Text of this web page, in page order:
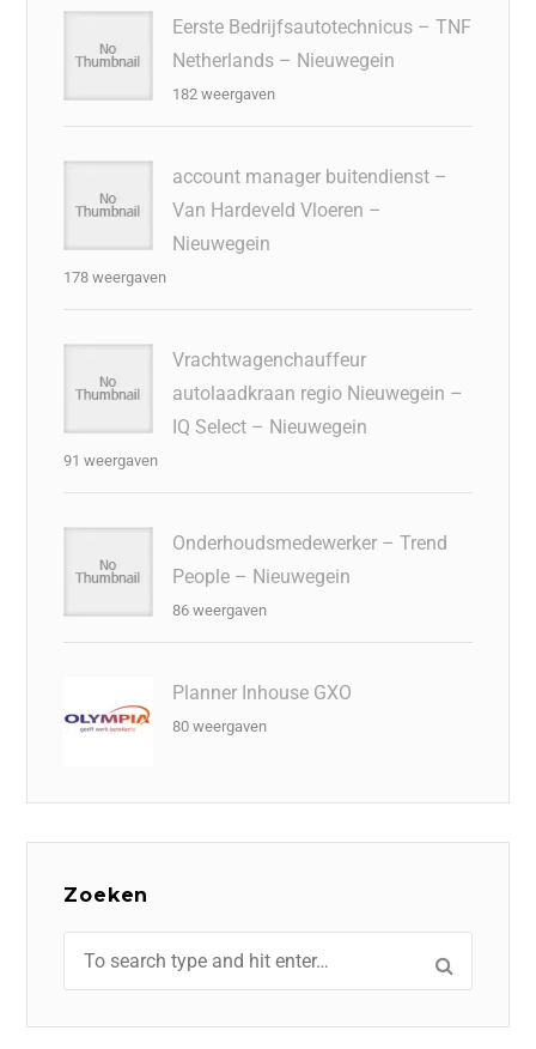
Eerste Bedrijfsautotechnicus – TNF
Netherlands – Nieuwegein
182 weergaven
account manager buitendienst –
Van Hardeveld Vloeren –
Nieuwegein
178 weergaven
Vrachtwagenchauffeur
autolaadkraan regio Nieuwegein –
IQ Select – Nieuwegein
91 weergaven
Onderhoudsmedewerker – Trend
People – Nieuwegein
86 weergaven
Planner Inhouse GXO
80 weergaven
Zoeken